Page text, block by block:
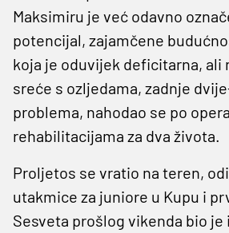
Maksimiru je već odavno
potencijal, zajamčene
koja je oduvijek deficitarna, ali
sreće s ozljedama, zadnje
problema, nahodao se po
rehabilitacijama za dva života.
Proljetos se vratio na teren,
utakmice za juniore u Kupu i
Sesveta prošlog vikenda bio